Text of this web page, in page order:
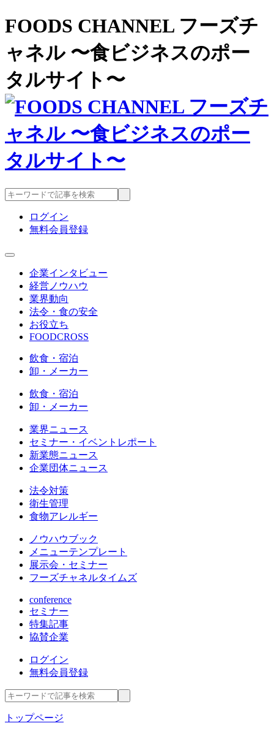
FOODS CHANNEL フーズチ
ャネル 〜食ビジネスのポー
タルサイト〜
ログイン
無料会員登録
企業インタビュー
経営ノウハウ
業界動向
法令・食の安全
お役立ち
FOODCROSS
飲食・宿泊
卸・メーカー
飲食・宿泊
卸・メーカー
業界ニュース
セミナー・イベントレポート
新業態ニュース
企業団体ニュース
法令対策
衛生管理
食物アレルギー
ノウハウブック
メニューテンプレート
展示会・セミナー
フーズチャネルタイムズ
conference
セミナー
特集記事
協賛企業
ログイン
無料会員登録
トップページ